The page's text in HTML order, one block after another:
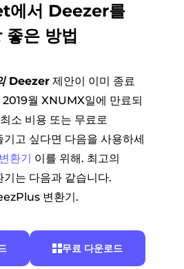
에서 Deezer를
좋은 방법
Deezer제안이 이미 종료
월 XNUMX일에 만료되
소 비용 또는 무료로
고 싶다면 다음을 사용하세
환기
이를 위해. 최고의
는 다음과 같습니다.
변환기.
무료 다운로드